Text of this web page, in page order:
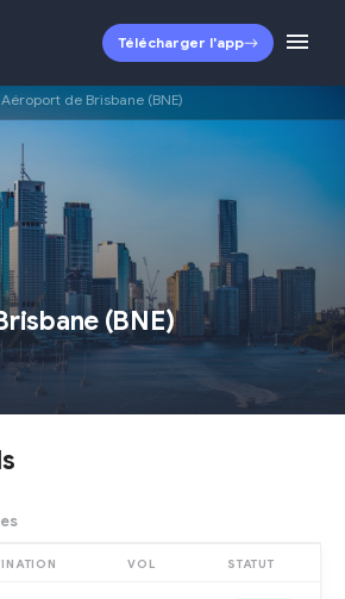
Télécharger l'app
Aéroport de Brisbane (BNE)
(BNE)
VOL STATUT